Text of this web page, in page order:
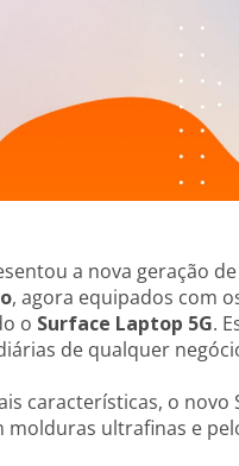
a nova geração
, agora equipados com
o Surface Laptop 5G.
de qualquer
características, o
ultrafinas e